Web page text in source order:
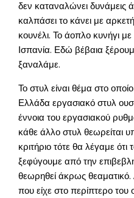
δεν καταναλώνει δυνάμεις
καλπάσει το κάνει με
κουνέλι. Το άοπλο κυνήγι με
Ισπανία. Εδώ βέβαια
ξαναλάμε.
Το στυλ είναι θέμα στο
Ελλάδα εργασιακό στυλ
έννοια του εργασιακού
κάθε άλλο στυλ θεωρείται
κριτήριο τότε θα λέγαμε
ξεφύγουμε από την
θεωρηθεί άκρως
που είχε στο περίπτερο του